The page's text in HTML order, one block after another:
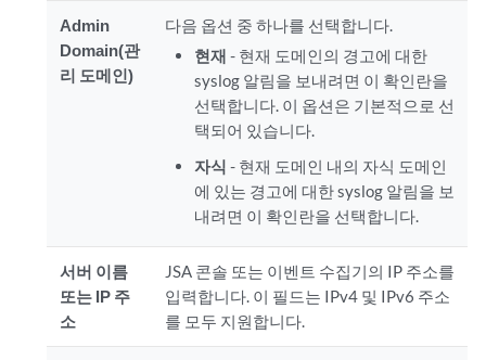
Admin
Domain(관
리 도메인)
다음 옵션 중 하나를 선택합니다.
현재 - 현재 도메인의 경고에 대한
syslog 알림을 보내려면 이 확인란을
선택합니다. 이 옵션은 기본적으로 선
택되어 있습니다.
자식 - 현재 도메인 내의 자식 도메인
에 있는 경고에 대한 syslog 알림을 보
내려면 이 확인란을 선택합니다.
서버 이름
또는 IP 주
소
JSA 콘솔 또는 이벤트 수집기의 IP 주소를
입력합니다. 이 필드는 IPv4 및 IPv6 주소
를 모두 지원합니다.